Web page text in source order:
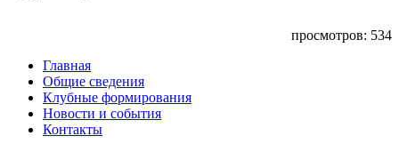
просмотров: 534
Главная
Общие сведения
Клубные формирования
Новости и события
Контакты